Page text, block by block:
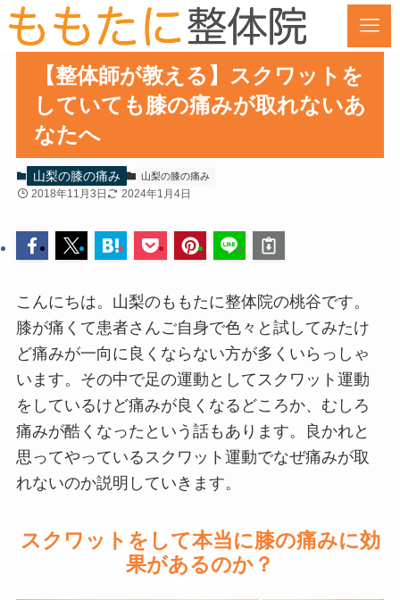
【整体師が教える】スクワットを
していても膝の痛みが取れないあ
なたへ
山梨の膝の痛み 山梨の膝の痛み
2018年11月3日 2024年1月4日
こんにちは。山梨のももたに整体院の桃谷です。
膝が痛くて患者さんご自身で色々と試してみたけ
ど痛みが一向に良くならない方が多くいらっしゃ
います。その中で足の運動としてスクワット運動
をしているけど痛みが良くなるどころか、むしろ
痛みが酷くなったという話もあります。良かれと
思ってやっているスクワット運動でなぜ痛みが取
れないのか説明していきます。
スクワットをして本当に膝の痛みに効
果があるのか？